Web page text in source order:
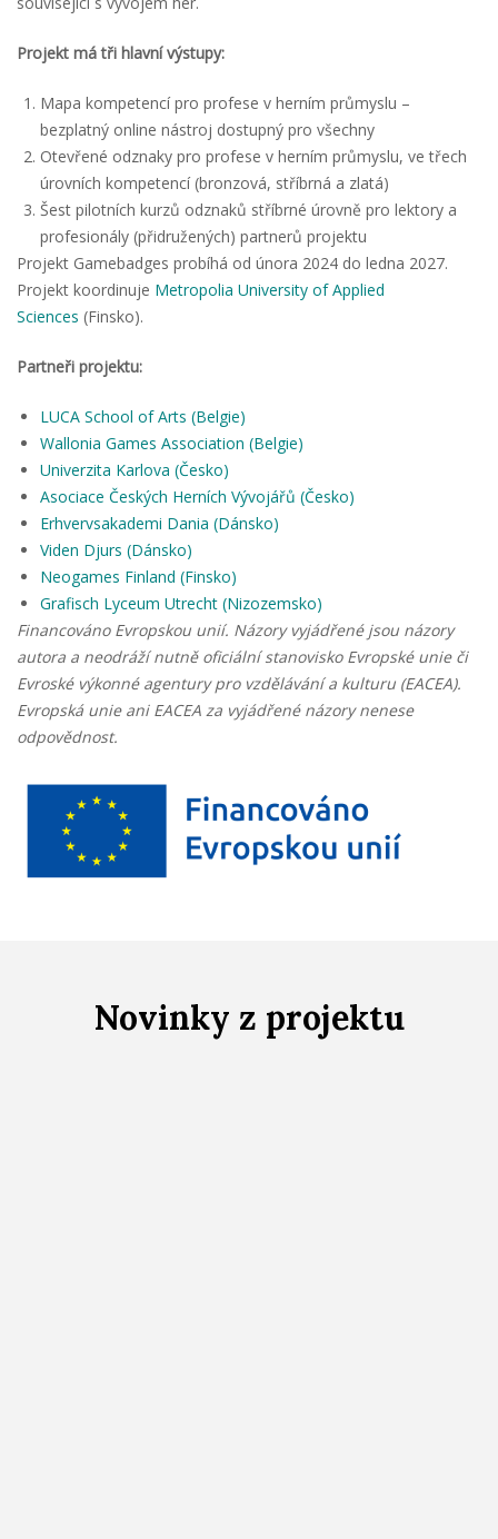
Projekt má tři hlavní výstupy:
Mapa kompetencí pro profese v herním průmyslu –
bezplatný online nástroj dostupný pro všechny
Otevřené odznaky pro profese v herním průmyslu, ve třech
úrovních kompetencí (bronzová, stříbrná a zlatá)
Šest pilotních kurzů odznaků stříbrné úrovně pro lektory a
profesionály (přidružených) partnerů projektu
Projekt Gamebadges probíhá od února 2024 do ledna 2027.
Projekt koordinuje Metropolia University of Applied
Sciences (Finsko).
Partneři projektu:
LUCA School of Arts (Belgie)
Wallonia Games Association (Belgie)
Univerzita Karlova (Česko)
Asociace Českých Herních Vývojářů (Česko)
Erhvervsakademi Dania (Dánsko)
Viden Djurs (Dánsko)
Neogames Finland (Finsko)
Grafisch Lyceum Utrecht (Nizozemsko)
Financováno Evropskou unií. Názory vyjádřené jsou názory
autora a neodráží nutně oficiální stanovisko Evropské unie či
Evroské výkonné agentury pro vzdělávání a kulturu (EACEA).
Evropská unie ani EACEA za vyjádřené názory nenese
odpovědnost.
Novinky z projektu